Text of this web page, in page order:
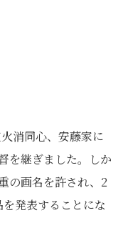
消同心、安藤家に
を継ぎました。しか
の画名を許され、2
発表することにな